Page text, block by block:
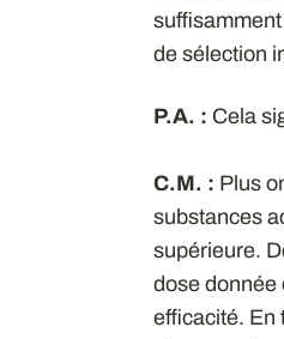
de sélection
P.A. : Cela
C.M. : Plus
substances
supérieure.
dose donnée
efficacité. En